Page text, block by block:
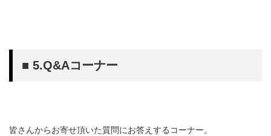
■ 5.Q&Aコーナー
皆さんからお寄せ頂いた質問にお答えするコーナー。